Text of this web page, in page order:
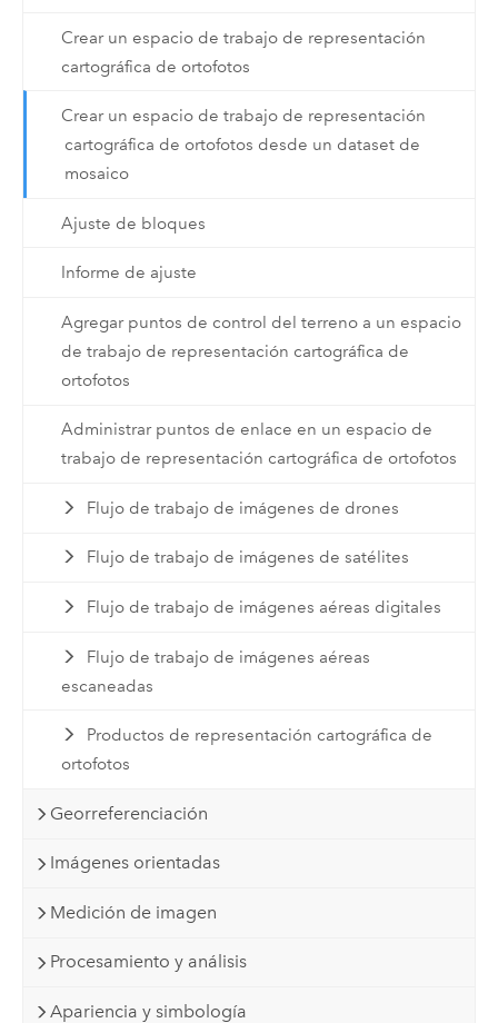
Crear un espacio de trabajo de representación
cartográfica de ortofotos
Crear un espacio de trabajo de representación
cartográfica de ortofotos desde un dataset de
mosaico
Ajuste de bloques
Informe de ajuste
Agregar puntos de control del terreno a un espacio
de trabajo de representación cartográfica de
ortofotos
Administrar puntos de enlace en un espacio de
trabajo de representación cartográfica de ortofotos
Flujo de trabajo de imágenes de drones
Flujo de trabajo de imágenes de satélites
Flujo de trabajo de imágenes aéreas digitales
Flujo de trabajo de imágenes aéreas
escaneadas
Productos de representación cartográfica de
ortofotos
Georreferenciación
Imágenes orientadas
Medición de imagen
Procesamiento y análisis
Apariencia y simbología